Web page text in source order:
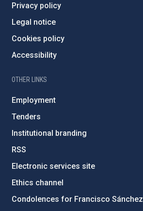
Privacy policy
Legal notice
Cookies policy
Accessibility
OTHER LINKS
Employment
Tenders
Institutional branding
RSS
Electronic services site
Ethics channel
Condolences for Francisco Sánchez